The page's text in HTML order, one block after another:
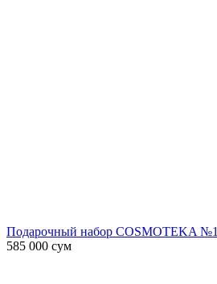
Подарочный набор COSMOTEKA №1
585 000 сум